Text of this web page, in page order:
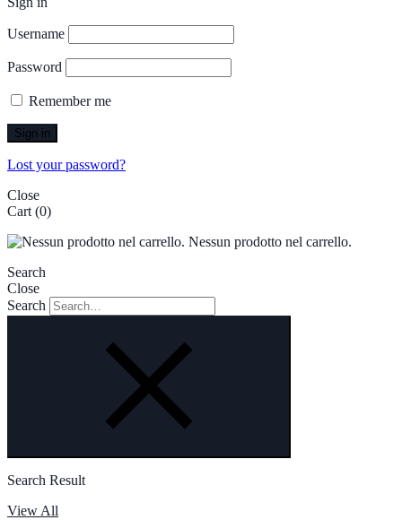
Username
Password
Remember me
Sign in
Lost your password?
Close
Cart (0)
Nessun prodotto nel carrello.
Search
Close
Search
Search Result
View All